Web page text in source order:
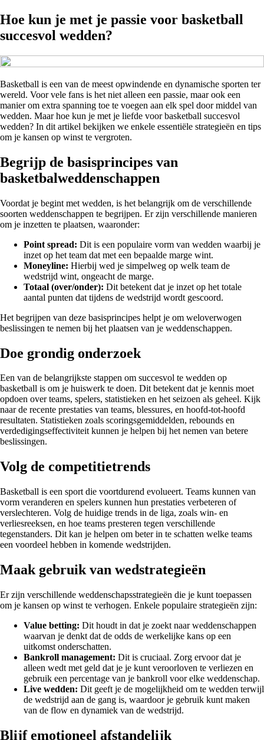
Hoe kun je met je passie voor basketball
succesvol wedden?
Basketball is een van de meest opwindende en dynamische sporten ter
wereld. Voor vele fans is het niet alleen een passie, maar ook een
manier om extra spanning toe te voegen aan elk spel door middel van
wedden. Maar hoe kun je met je liefde voor basketball succesvol
wedden? In dit artikel bekijken we enkele essentiële strategieën en tips
om je kansen op winst te vergroten.
Begrijp de basisprincipes van
basketbalweddenschappen
Voordat je begint met wedden, is het belangrijk om de verschillende
soorten weddenschappen te begrijpen. Er zijn verschillende manieren
om je inzetten te plaatsen, waaronder:
Point spread: Dit is een populaire vorm van wedden waarbij je
inzet op het team dat met een bepaalde marge wint.
Moneyline: Hierbij wed je simpelweg op welk team de
wedstrijd wint, ongeacht de marge.
Totaal (over/onder): Dit betekent dat je inzet op het totale
aantal punten dat tijdens de wedstrijd wordt gescoord.
Het begrijpen van deze basisprincipes helpt je om weloverwogen
beslissingen te nemen bij het plaatsen van je weddenschappen.
Doe grondig onderzoek
Een van de belangrijkste stappen om succesvol te wedden op
basketball is om je huiswerk te doen. Dit betekent dat je kennis moet
opdoen over teams, spelers, statistieken en het seizoen als geheel. Kijk
naar de recente prestaties van teams, blessures, en hoofd-tot-hoofd
resultaten. Statistieken zoals scoringsgemiddelden, rebounds en
verdedigingseffectiviteit kunnen je helpen bij het nemen van betere
beslissingen.
Volg de competitietrends
Basketball is een sport die voortdurend evolueert. Teams kunnen van
vorm veranderen en spelers kunnen hun prestaties verbeteren of
verslechteren. Volg de huidige trends in de liga, zoals win- en
verliesreeksen, en hoe teams presteren tegen verschillende
tegenstanders. Dit kan je helpen om beter in te schatten welke teams
een voordeel hebben in komende wedstrijden.
Maak gebruik van wedstrategieën
Er zijn verschillende weddenschapsstrategieën die je kunt toepassen
om je kansen op winst te verhogen. Enkele populaire strategieën zijn:
Value betting: Dit houdt in dat je zoekt naar weddenschappen
waarvan je denkt dat de odds de werkelijke kans op een
uitkomst onderschatten.
Bankroll management: Dit is cruciaal. Zorg ervoor dat je
alleen wedt met geld dat je je kunt veroorloven te verliezen en
gebruik een percentage van je bankroll voor elke weddenschap.
Live wedden: Dit geeft je de mogelijkheid om te wedden terwijl
de wedstrijd aan de gang is, waardoor je gebruik kunt maken
van de flow en dynamiek van de wedstrijd.
Blijf emotioneel afstandelijk